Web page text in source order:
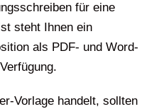
für eine
steht Ihnen ein
als PDF- und Word-
Vorlage handelt, sollten